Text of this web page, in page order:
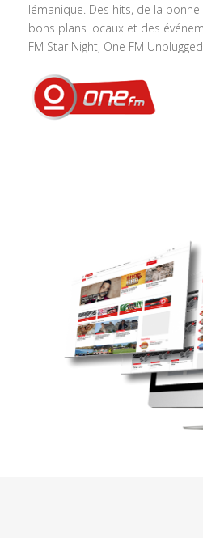
lémanique. Des hits, de la
bons plans locaux et des
FM Star Night, One FM